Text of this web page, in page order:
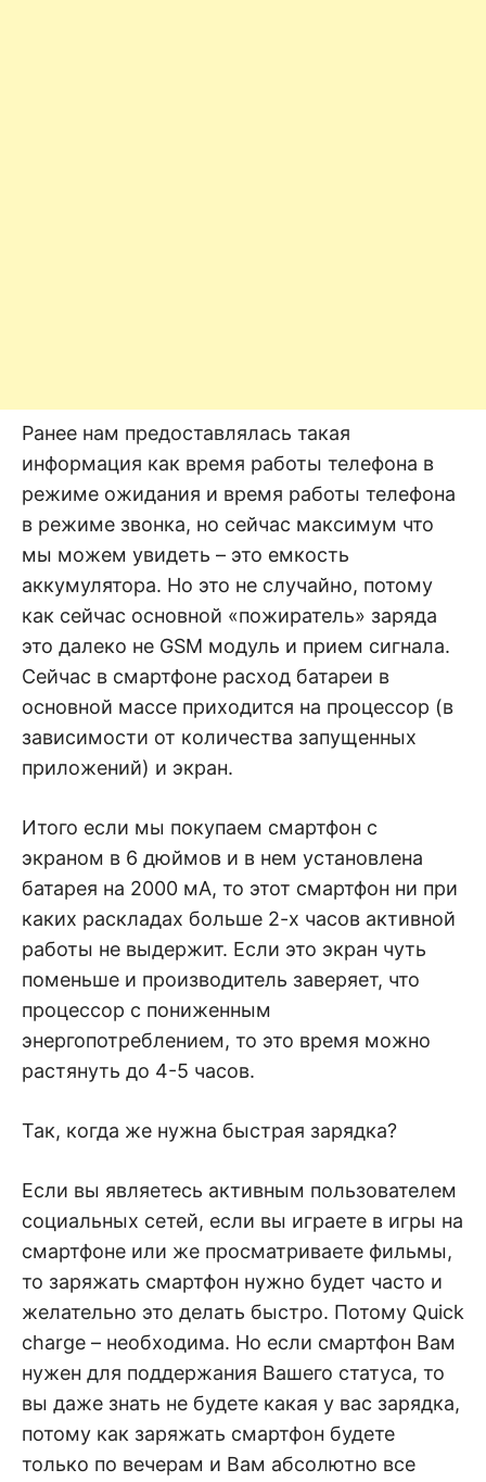
Ранее нам предоставлялась такая
информация как время работы телефона в
режиме ожидания и время работы телефона
в режиме звонка, но сейчас максимум что
мы можем увидеть – это емкость
аккумулятора. Но это не случайно, потому
как сейчас основной «пожиратель» заряда
это далеко не GSM модуль и прием сигнала.
Сейчас в смартфоне расход батареи в
основной массе приходится на процессор (в
зависимости от количества запущенных
приложений) и экран.
Итого если мы покупаем смартфон с
экраном в 6 дюймов и в нем установлена
батарея на 2000 мА, то этот смартфон ни при
каких раскладах больше 2-х часов активной
работы не выдержит. Если это экран чуть
поменьше и производитель заверяет, что
процессор с пониженным
энергопотреблением, то это время можно
растянуть до 4-5 часов.
Так, когда же нужна быстрая зарядка?
Если вы являетесь активным пользователем
социальных сетей, если вы играете в игры на
смартфоне или же просматриваете фильмы,
то заряжать смартфон нужно будет часто и
желательно это делать быстро. Потому Quick
charge – необходима. Но если смартфон Вам
нужен для поддержания Вашего статуса, то
вы даже знать не будете какая у вас зарядка,
потому как заряжать смартфон будете
только по вечерам и Вам абсолютно все